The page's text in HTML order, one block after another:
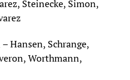
Steinecke, Simon,
Hansen, Schrange,
Worthmann,